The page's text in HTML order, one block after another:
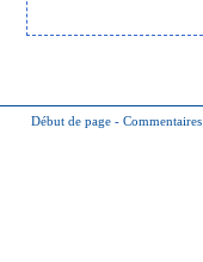
Début de page - Commentaires